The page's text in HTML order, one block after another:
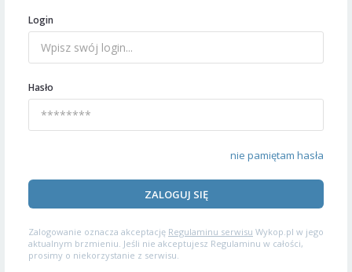
Login
Hasło
nie pamiętam hasła
ZALOGUJ SIĘ
Zalogowanie oznacza akceptację Regulaminu serwisu Wykop.pl w jego
aktualnym brzmieniu. Jeśli nie akceptujesz Regulaminu w całości,
prosimy o niekorzystanie z serwisu.